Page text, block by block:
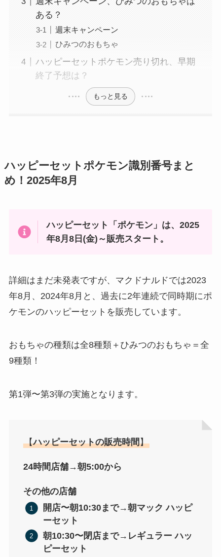
ある？
週末キャンペーン
ひみつのおもちゃ
ハッピーセットポケモン売り切れ、早期
終了予想は？
もっと見る
ハッピーセットポケモン識別番号まと
め！2025年8月
ハッピーセット「ポケモン」は、2025
年8月8日 (金)～販売スタート。
詳細はまだ未発表ですが、マクドナルドでは2023
年8月、2024年8月と、過去に2年連続で同時期にポ
ケモンのハッピーセットを販売しています。
おもちゃの種類は全8種類＋ひみつのおもちゃ＝全
9種類！
第1弾〜第3弾の実施となります。
【ハッピーセットの販売時間】
24時間店舗→朝5:00から
その他の店舗
開店〜朝10:30まで→朝マック ハッピ
ーセット
朝10:30〜閉店まで→レギュラー ハッ
ピーセット